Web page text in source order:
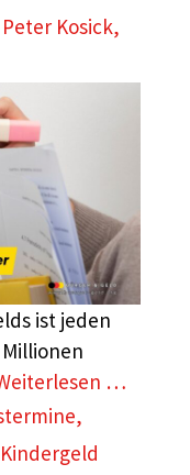
Peter Kosick,
ist jeden
…
,
Kindergeld